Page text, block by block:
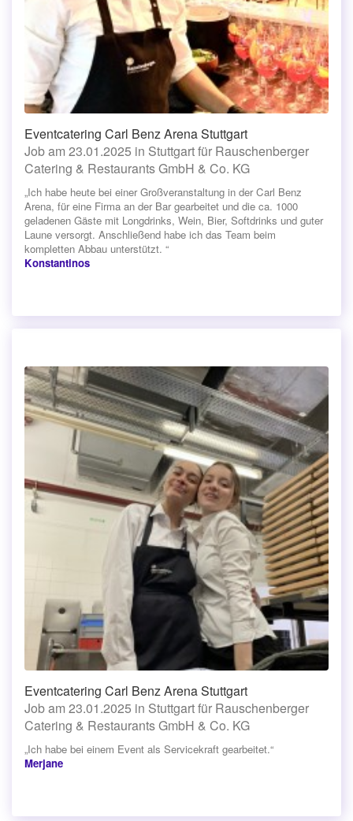
Eventcatering Carl Benz Arena Stuttgart
Job am 23.01.2025 in Stuttgart für Rauschenberger
Catering & Restaurants GmbH & Co. KG
„Ich habe heute bei einer Großveranstaltung in der Carl Benz
Arena, für eine Firma an der Bar gearbeitet und die ca. 1000
geladenen Gäste mit Longdrinks, Wein, Bier, Softdrinks und guter
Laune versorgt. Anschließend habe ich das Team beim
kompletten Abbau unterstützt. “
Konstantinos
Eventcatering Carl Benz Arena Stuttgart
Job am 23.01.2025 in Stuttgart für Rauschenberger
Catering & Restaurants GmbH & Co. KG
„Ich habe bei einem Event als Servicekraft gearbeitet.“
Merjane